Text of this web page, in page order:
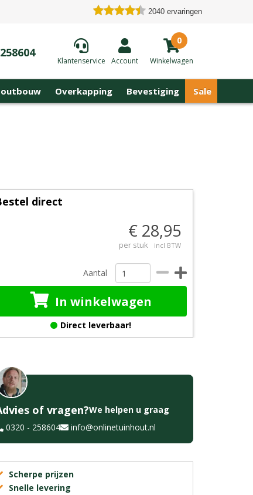
2040 ervaringen
Klantenservice Account
0
Winkelwagen
Overkapping Bevestiging Sale
direct
€ 28,95
per stuk incl BTW
Aantal
In winkelwagen
Direct leverbaar!
of vragen?We helpen u graag
0320 - 258604
info@onlinetuinhout.nl
Scherpe prijzen
Snelle levering